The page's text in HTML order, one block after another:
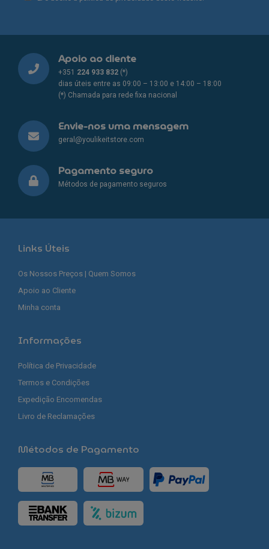
Apoio ao cliente
+351 224 933 832 (*)
dias úteis entre as 09:00 – 13:00 e 14:00 – 18:00
(*) Chamada para rede fixa nacional
Envie-nos uma mensagem
geral@youlikeitstore.com
Pagamento seguro
Métodos de pagamento seguros
Links Úteis
Os Nossos Preços | Quem Somos
Apoio ao Cliente
Minha conta
Informações
Política de Privacidade
Termos e Condições
Expedição Encomendas
Livro de Reclamações
Métodos de Pagamento